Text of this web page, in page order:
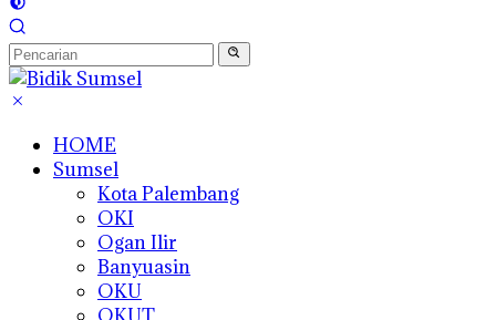
HOME
Sumsel
Kota Palembang
OKI
Ogan Ilir
Banyuasin
OKU